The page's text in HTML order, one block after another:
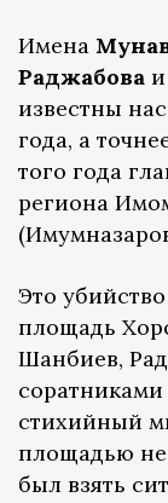
Имена
Раджабова и
известны
года, а
того года
региона
Это
площадь
Шанбиев,
стихийный
площадью не
был взять